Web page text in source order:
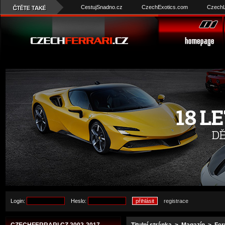
CestujSnadno.cz CzechExotics.com
Login: Heslo: registrace